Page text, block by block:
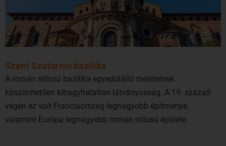
Szent Szaturnin bazilika
A román stílusú bazilika egyedülálló méreteinek
köszönhetően kihagyhatatlan látványosság. A 19. század
végén ez volt Franciaország legnagyobb építménye,
valamint Európa legnagyobb román stílusú épülete.